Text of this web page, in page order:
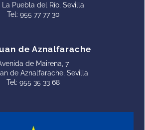
La Puebla del Río, Sevilla
Tel: 955 77 77 30
de Aznalfarache
de Mairena, 7
de Aznalfarache, Sevilla
Tel:955 35 33 68